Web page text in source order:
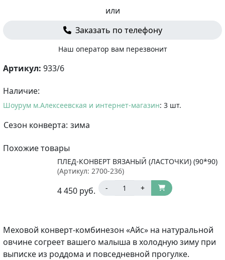
или
Заказать по телефону
Наш оператор вам перезвонит
Артикул: 933/6
Наличие:
Шоурум м.Алексеевская и интернет-магазин: 3 шт.
Сезон конверта: зима
Похожие товары
ПЛЕД-КОНВЕРТ ВЯЗАНЫЙ (ЛАСТОЧКИ) (90*90)
(Артикул: 2700-236)
4 450 руб. - +
Меховой конверт-комбинезон «Айс» на натуральной
овчине согреет вашего малыша в холодную зиму при
выписке из роддома и повседневной прогулке.